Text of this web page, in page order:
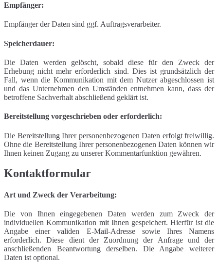
Empfänger:
Empfänger der Daten sind ggf. Auftragsverarbeiter.
Speicherdauer:
Die Daten werden gelöscht, sobald diese für den Zweck der
Erhebung nicht mehr erforderlich sind. Dies ist grundsätzlich der
Fall, wenn die Kommunikation mit dem Nutzer abgeschlossen ist
und das Unternehmen den Umständen entnehmen kann, dass der
betroffene Sachverhalt abschließend geklärt ist.
Bereitstellung vorgeschrieben oder erforderlich:
Die Bereitstellung Ihrer personenbezogenen Daten erfolgt freiwillig.
Ohne die Bereitstellung Ihrer personenbezogenen Daten können wir
Ihnen keinen Zugang zu unserer Kommentarfunktion gewähren.
Kontaktformular
Art und Zweck der Verarbeitung:
Die von Ihnen eingegebenen Daten werden zum Zweck der
individuellen Kommunikation mit Ihnen gespeichert. Hierfür ist die
Angabe einer validen E-Mail-Adresse sowie Ihres Namens
erforderlich. Diese dient der Zuordnung der Anfrage und der
anschließenden Beantwortung derselben. Die Angabe weiterer
Daten ist optional.